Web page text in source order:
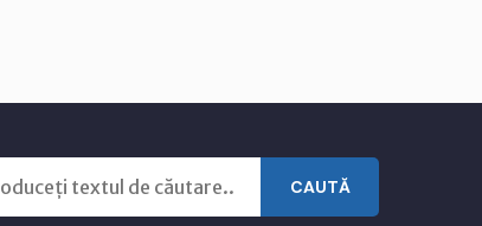
CAUTĂ